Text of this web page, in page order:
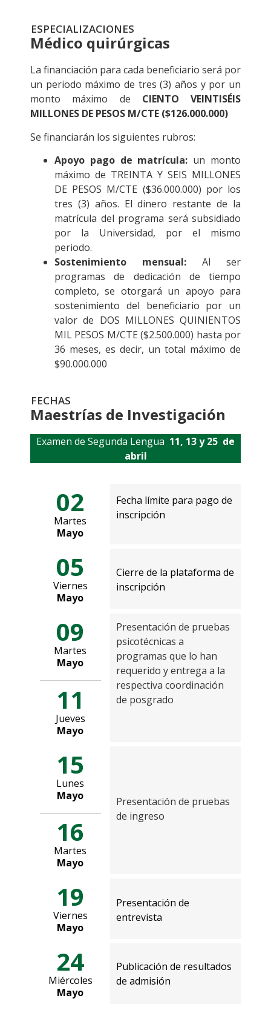
ESPECIALIZACIONES
Médico quirúrgicas
La financiación para cada beneficiario será por
un periodo máximo de tres (3) años y por un
monto máximo de CIENTO VEINTISÉIS
MILLONES DE PESOS M/CTE ($126.000.000)
Se financiarán los siguientes rubros:
Apoyo pago de matrícula: un monto
máximo de TREINTA Y SEIS MILLONES
DE PESOS M/CTE ($36.000.000) por los
tres (3) años. El dinero restante de la
matrícula del programa será subsidiado
por la Universidad, por el mismo
periodo.
Sostenimiento mensual: Al ser
programas de dedicación de tiempo
completo, se otorgará un apoyo para
sostenimiento del beneficiario por un
valor de DOS MILLONES QUINIENTOS
MIL PESOS M/CTE ($2.500.000) hasta por
36 meses, es decir, un total máximo de
$90.000.000
FECHAS
Maestrías de Investigación
Examen de Segunda Lengua 11, 13 y 25 de
abril
02
Martes
Mayo
Fecha límite para pago de
inscripción
05
Viernes
Mayo
Cierre de la plataforma de
inscripción
09
Martes
Mayo
11
Jueves
Mayo
Presentación de pruebas
psicotécnicas a
programas que lo han
requerido y entrega a la
respectiva coordinación
de posgrado
15
Lunes
Mayo
16
Martes
Mayo
Presentación de pruebas
de ingreso
19
Viernes
Mayo
Presentación de
entrevista
24
Miércoles
Mayo
Publicación de resultados
de admisión